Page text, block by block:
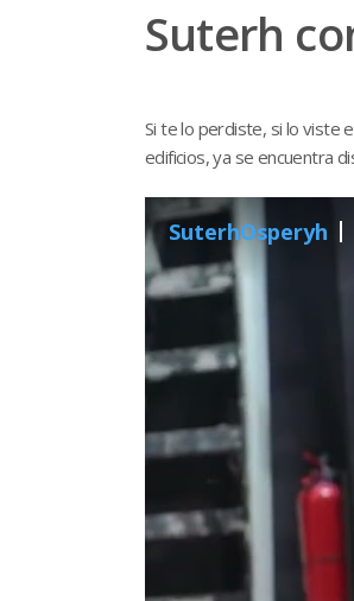
Suterh
Si te lo perdiste, si lo viste
edificios, ya se encuentra
SuterhOsperyh